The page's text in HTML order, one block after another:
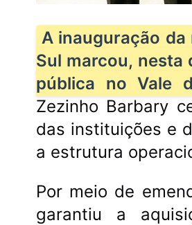
A inauguração da
Sul marcou,
pública no Vale
Zezinho Barbary
das instituições e
a estrutura
Por meio de
garantiu a